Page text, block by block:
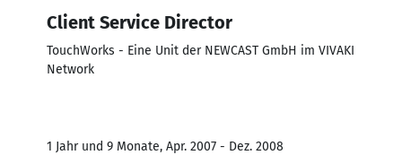
Client Service Director
TouchWorks - Eine Unit der NEWCAST GmbH im VIVAKI
Network
1 Jahr und 9 Monate, Apr. 2007 - Dez. 2008